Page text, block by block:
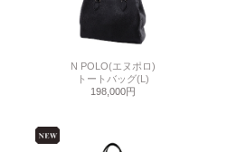
N POLO(エヌポロ)
トートバッグ(L)
198,000円